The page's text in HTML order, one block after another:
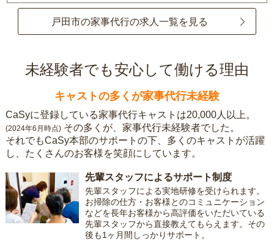
戸田市の家事代行の求人一覧を見る
未経験者でも安心して働ける理由
キャストの多くが家事代行未経験
CaSyに登録している家事代行キャストは20,000人以上。
(2024年6月時点) その多くが、家事代行未経験者でした。
それでもCaSy本部のサポートの下、多くのキャストが活躍
し、たくさんのお客様を笑顔にしています。
先輩スタッフによるサポート制度
先輩スタッフによる実地研修を受けられます。
お掃除の仕方・お客様とのコミュニケーション
などを長年お客様から高評価をいただいている
先輩スタッフから直接教えてもらえます。その
後も1ヶ月間しっかりサポート。